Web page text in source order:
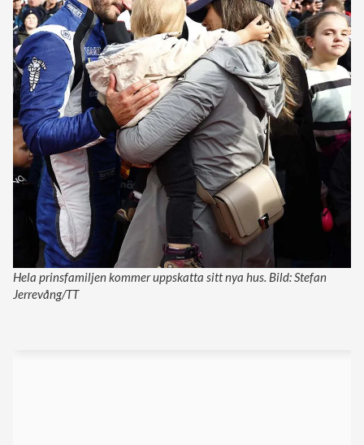
Hela prinsfamiljen kommer uppskatta sitt nya hus. Bild: Stefan
Jerrevång/TT